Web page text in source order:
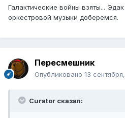
Галактические войны взяты...
оркестровой музыки доберемся.
Пересмешник
Опубликовано 13
Curator сказал: